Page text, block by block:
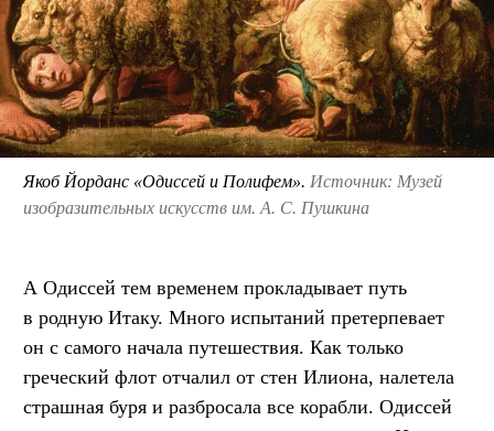
Якоб Йорданс «Одиссей и Полифем». Источник: Музей
изобразительных искусств им. А. С. Пушкина
А Одиссей тем временем прокладывает путь
в родную Итаку. Много испытаний претерпевает
он с самого начала путешествия. Как только
греческий флот отчалил от стен Илиона, налетела
страшная буря и разбросала все корабли. Одиссей